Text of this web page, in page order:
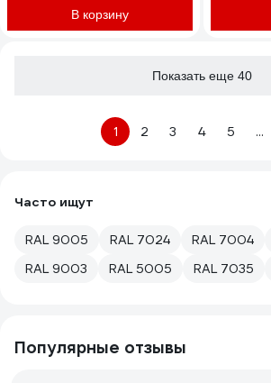
В корзину
Показать еще 40
1 2 3 4 5 ...
Часто ищут
RAL 9005 RAL 7024 RAL 7004
RAL 9003
RAL 5005 RAL 7035
Популярные отзывы